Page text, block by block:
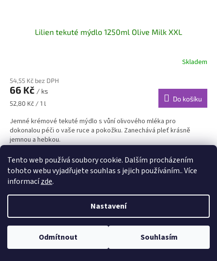
Tento web používá soubory cookie. Dalším procházením
tohoto webu vyjadřujete souhlas s jejich používáním.. Více
informacízde.
Nastavení
Odmítnout Souhlasím
Lilien tekuté mýdlo 1250ml Olive Milk XXL
Skladem
54,55 Kč bez DPH
66 Kč / ks
Měrná
52,80 Kč / 1 l
Do košíku
Jemné krémové tekuté mýdlo s vůní olivového mléka pro
dokonalou péči o vaše ruce a pokožku. Zanechává pleť krásně
jemnou a hebkou.
Kód: